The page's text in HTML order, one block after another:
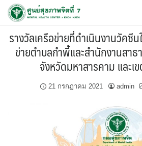
รางวัลเครือข่ายที่ดำเนินงานวัคซี
ข่ายตำบลกำพี้และสำนักงานสา
จังหวัดมหาสารคาม และ
21 กรกฎาคม 2021 admin